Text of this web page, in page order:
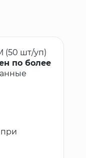
(50 шт/уп)
по более